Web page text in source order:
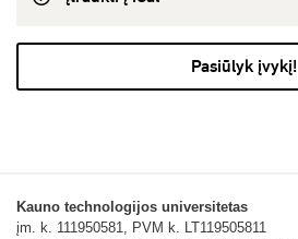
Pasiūlyk įvykį!
Kauno technologijos universitetas
įm. k. 111950581, PVM k. LT119505811